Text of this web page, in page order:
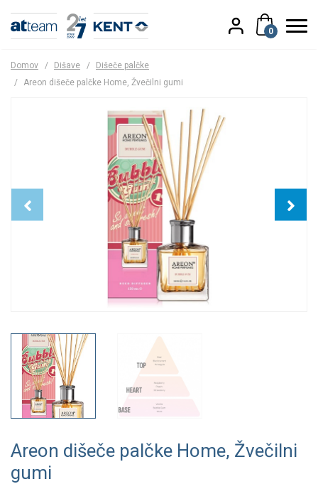
0
Domov / Dišave /
Dišeče palčke
/
Areon dišeče palčke Home, Žvečilni gumi
Areon dišeče palčke Home, Žvečilni
gumi